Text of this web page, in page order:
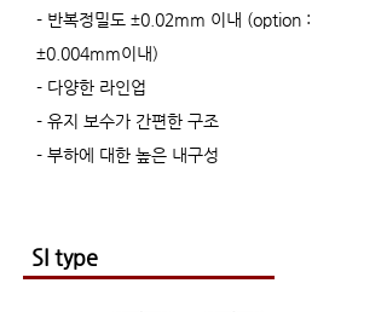
- 반복정밀도 ±0.02mm 이내 (option :
±0.004mm이내)
- 다양한 라인업
- 유지 보수가 간편한 구조
- 부하에 대한 높은 내구성​
SI type